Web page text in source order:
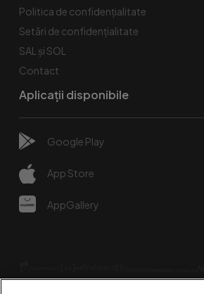
Politica de confidențialitate
Setări de confidențialitate
SAL și SOL
Contact
Aplicații disponibile
Google Play
App Store
AppGallery